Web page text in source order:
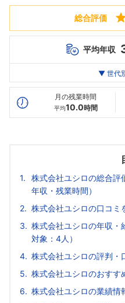
総合評価
平均年収
最高年収
20代
552万
▼ 世代
月の残業時間
平均10.0時間
株式会社ユシロの総合評
年収・残業時間）
株式会社ユシロの口コミ
株式会社ユシロの年収・
対象：4人）
株式会社ユシロの評判・
株式会社ユシロのおすす
株式会社ユシロの業績情